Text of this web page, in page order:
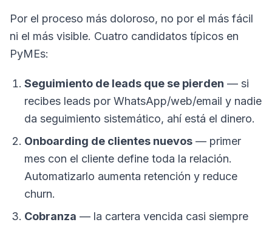
Por el proceso más doloroso, no por el más fácil
ni el más visible. Cuatro candidatos típicos en
PyMEs:
Seguimiento de leads que se pierden — si
recibes leads por WhatsApp/web/email y nadie
da seguimiento sistemático, ahí está el dinero.
Onboarding de clientes nuevos — primer
mes con el cliente define toda la relación.
Automatizarlo aumenta retención y reduce
churn.
Cobranza — la cartera vencida casi siempre